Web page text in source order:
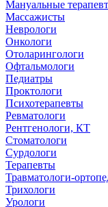
Мануальные
Массажисты
Неврологи
Онкологи
Отоларингологи
Офтальмологи
Педиатры
Проктологи
Психотерапевты
Ревматологи
Рентгенологи, КТ
Стоматологи
Сурдологи
Терапевты
Травматологи-
Трихологи
Урологи